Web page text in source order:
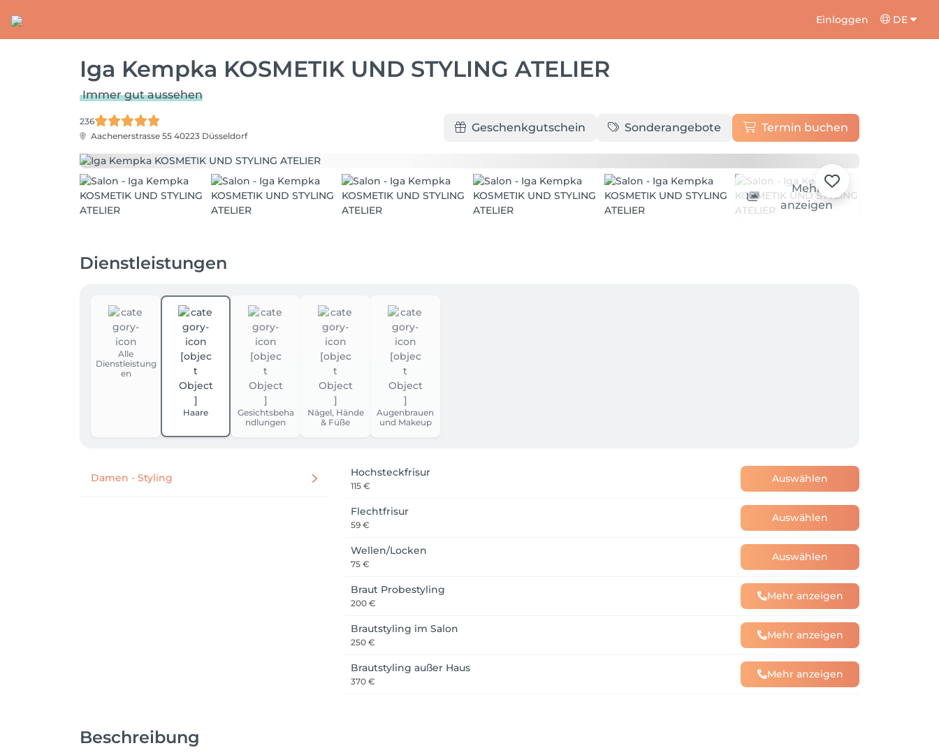
Einloggen DE
Iga Kempka KOSMETIK UND STYLING ATELIER
Immer gut aussehen
236
Aachenerstrasse 55 40223 Düsseldorf
Geschenkgutschein Sonderangebote Termin buchen
Mehr
anzeigen
Dienstleistungen
Alle
Dienstleistung
en
Haare
Gesichtsbeha
ndlungen
Nägel, Hände
& Füße
Augenbrauen
und Makeup
Damen - Styling Hochsteckfrisur
115 €
Auswählen
Flechtfrisur
59 €
Auswählen
Wellen/Locken
75 €
Auswählen
Braut Probestyling
200 €
Mehr anzeigen
Brautstyling im Salon
250 €
Mehr anzeigen
Brautstyling außer Haus
370 €
Mehr anzeigen
Beschreibung